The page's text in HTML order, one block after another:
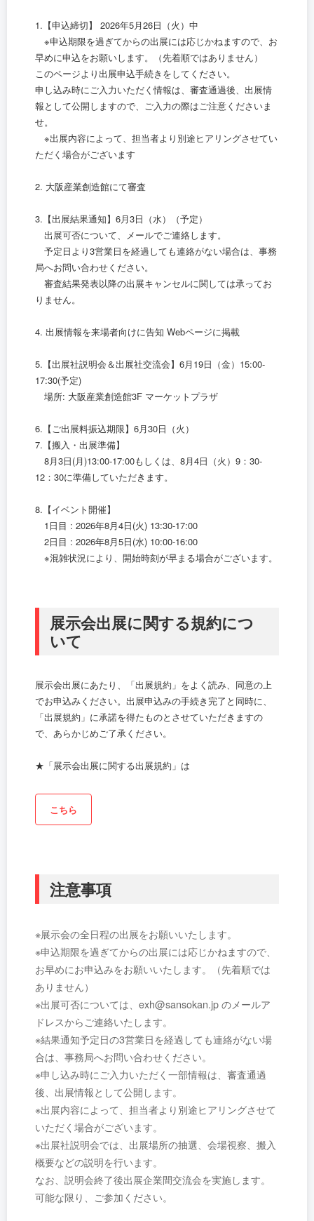
1.【申込締切】 2026年5月26日（火）中
※申込期限を過ぎてからの出展には応じかねますので、お
早めに申込をお願いします。（先着順ではありません）
このページより出展申込手続きをしてください。
申し込み時にご入力いただく情報は、審査通過後、出展情
報として公開しますので、ご入力の際はご注意くださいま
せ。
※出展内容によって、担当者より別途ヒアリングさせてい
ただく場合がございます
2. 大阪産業創造館にて審査
3.【出展結果通知】6月3日（水）（予定）
出展可否について、メールでご連絡します。
予定日より3営業日を経過しても連絡がない場合は、事務
局へお問い合わせください。
審査結果発表以降の出展キャンセルに関しては承ってお
りません。
4. 出展情報を来場者向けに告知 Webページに掲載
5.【出展社説明会＆出展社交流会】6月19日（金）15:00-
17:30(予定)
場所: 大阪産業創造館3F マーケットプラザ
6.【ご出展料振込期限】6月30日（火）
7.【搬入・出展準備】
8月3日(月)13:00-17:00もしくは、8月4日（火）9：30-
12：30に準備していただきます。
8.【イベント開催】
1日目 : 2026年8月4日(火) 13:30-17:00
2日目 : 2026年8月5日(水) 10:00-16:00
※混雑状況により、開始時刻が早まる場合がございます。
展示会出展に関する規約につ
いて
展示会出展にあたり、「出展規約」をよく読み、同意の上
でお申込みください。出展申込みの手続き完了と同時に、
「出展規約」に承諾を得たものとさせていただきますの
で、あらかじめご了承ください。
★「展示会出展に関する出展規約」は
こちら
注意事項
※展示会の全日程の出展をお願いいたします。
※申込期限を過ぎてからの出展には応じかねますので、
お早めにお申込みをお願いいたします。（先着順では
ありません）
※出展可否については、exh@sansokan.jp のメールア
ドレスからご連絡いたします。
※結果通知予定日の3営業日を経過しても連絡がない場
合は、事務局へお問い合わせください。
※申し込み時にご入力いただく一部情報は、審査通過
後、出展情報として公開します。
※出展内容によって、担当者より別途ヒアリングさせて
いただく場合がございます。
※出展社説明会では、出展場所の抽選、会場視察、搬入
概要などの説明を行います。
なお、説明会終了後出展企業間交流会を実施します。
可能な限り、ご参加ください。